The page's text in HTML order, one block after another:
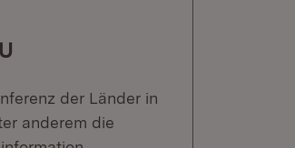
der Länder in
anderem die